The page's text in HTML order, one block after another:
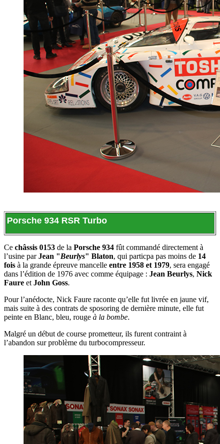
Porsche 934 RSR Turbo
Ce châssis 0153 de la Porsche 934 fût commandé directement à
l’usine parJean "Beurlys" Blaton, qui particpa pas moins de 14
fois à la grande épreuve mancelle entre 1958 et 1979, sera engagé
dans l’édition de 1976 avec comme équipage : Jean Beurlys, Nick
Faure etJohn Goss.
Pour l’anédocte, Nick Faure raconte qu’elle fut livrée en jaune vif,
mais suite à des contrats de sposoring de dernière minute, elle fut
peinte en Blanc, bleu, rouge à la bombe.
Malgré un début de course prometteur, ils furent contraint à
l’abandon sur problème du turbocompresseur.